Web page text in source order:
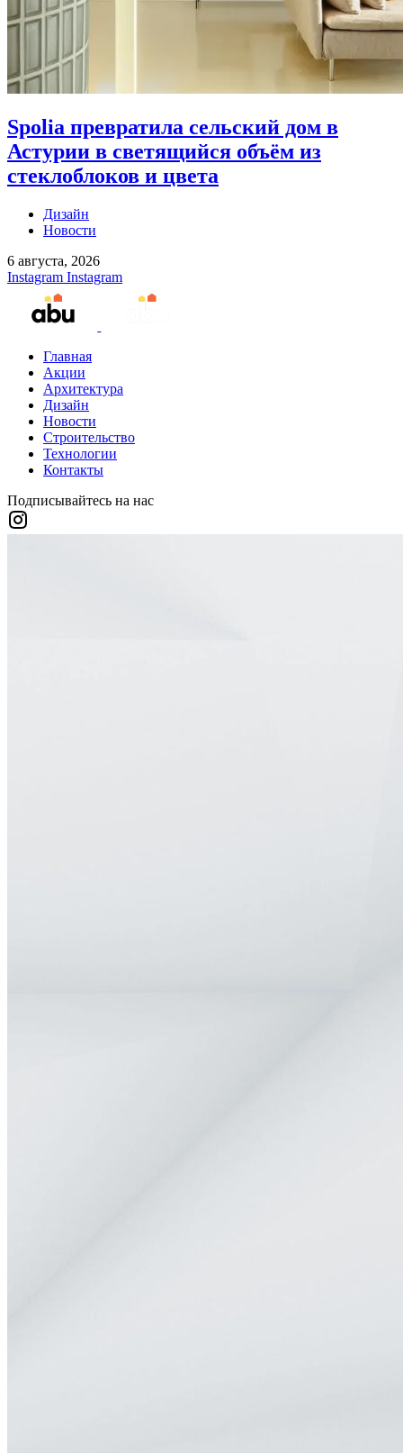
Spolia превратила сельский дом в
Астурии в светящийся объём из
стеклоблоков и цвета
Дизайн
Новости
6 августа, 2026
Instagram Instagram
Главная
Акции
Архитектура
Дизайн
Новости
Строительство
Технологии
Контакты
Подписывайтесь на нас